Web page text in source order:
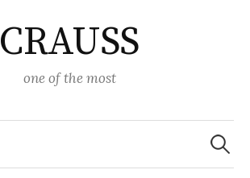
CRAUSS
one of the most
Suchen
nach: